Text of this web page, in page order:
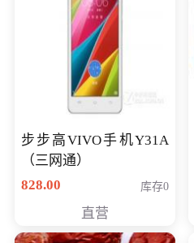
步步高VIVO手机Y31A
（三网通）
828.00
库存0
直营